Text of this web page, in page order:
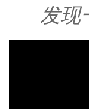
什么是
发现